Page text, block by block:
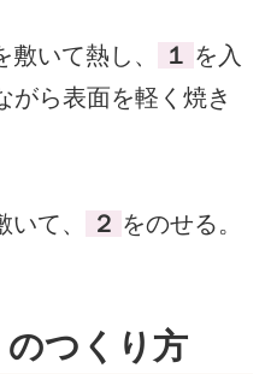
いて熱し、 １ を入
がら表面を軽く焼き
て、 ２ をのせる。
のつくり方